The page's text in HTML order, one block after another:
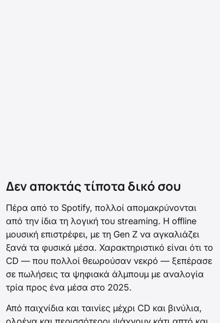
Δεν αποκτάς τίποτα δικό σου
Πέρα από το Spotify, πολλοί απομακρύνονται
από την ίδια τη λογική του streaming. Η offline
μουσική επιστρέφει, με τη Gen Z να αγκαλιάζει
ξανά τα φυσικά μέσα. Χαρακτηριστικό είναι ότι το
CD — που πολλοί θεωρούσαν νεκρό — ξεπέρασε
σε πωλήσεις τα ψηφιακά άλμπουμ με αναλογία
τρία προς ένα μέσα στο 2025.
Από παιχνίδια και ταινίες μέχρι CD και βινύλια,